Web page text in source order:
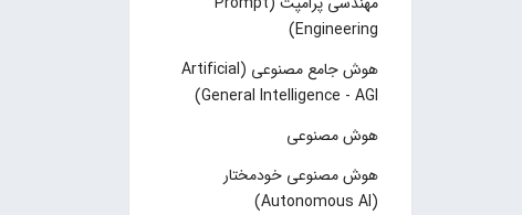
Engineering)
هوش جامع مصنوعی (Artificial
General Intelligence - AGI)
هوش مصنوعی
هوش مصنوعی خودمختار
(Autonomous AI)